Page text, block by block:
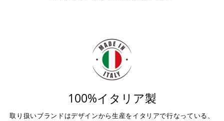
100%イタリア製
取り扱いブランドはデザインから生産をイタリアで行なっている、